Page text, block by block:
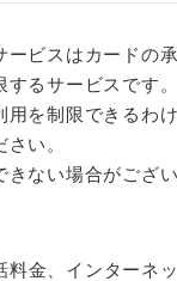
ービスはカードの
るサービスです。
用を制限できるわ
い。
きない場合がござ
料金、インターネ